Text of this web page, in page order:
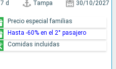
7 d Tampa 30/10/2027
Precio especial familias
Hasta -60% en el 2° pasajero
Comidas incluidas